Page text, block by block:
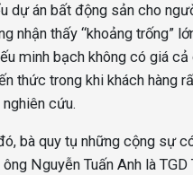
dự án bất động sản cho
nhận thấy “khoảng trống”
minh bạch không có giá
thức trong khi khách hàng
cứu.
bà quy tụ những cộng sự
Nguyễn Tuấn Anh là